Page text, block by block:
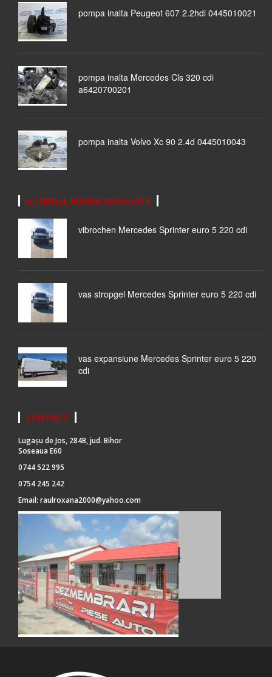
pompa inalta Peugeot 607 2.2hdi 0445010021
pompa inalta Mercedes Cls 320 cdi
a6420700201
pompa inalta Volvo Xc 90 2.4d 0445010043
ULTIMELE MASINI ADAUGATE
vibrochen Mercedes Sprinter euro 5 220 cdi
vas stropgel Mercedes Sprinter euro 5 220 cdi
vas expansiune Mercedes Sprinter euro 5 220
cdi
CONTACT
Lugașu de Jos, 284B, jud. Bihor
Soseaua E60
0744 522 995
0754 245 242
Email: raulroxana2000@yahoo.com